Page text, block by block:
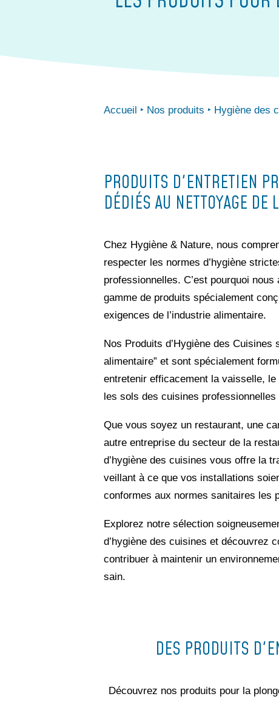
Accueil Nos produits Hygiène des
PRODUITS D'ENTRETIEN
DÉDIÉS AU NETTOYAGE DE
Chez Hygiène & Nature, nous
respecter les normes d’hygiène
professionnelles. C’est pourquoi nous
gamme de produits spécialement
exigences de l’industrie alimentaire.
Nos Produits d’Hygiène des Cuisines
alimentaire” et sont spécialement
entretenir efficacement la vaisselle,
les sols des cuisines professionnelles
Que vous soyez un restaurant, une
autre entreprise du secteur de la
d’hygiène des cuisines vous offre la
veillant à ce que vos installations
conformes aux normes sanitaires les
Explorez notre sélection
d’hygiène des cuisines et découvrez
contribuer à maintenir un
sain.
DES PRODUITS
Découvrez nos produits pour la